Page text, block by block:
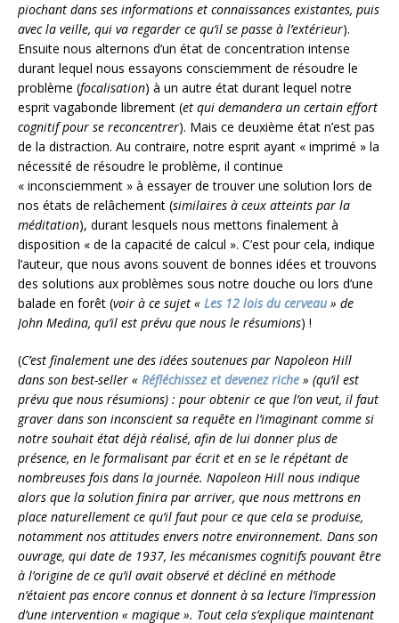
piochant dans ses informations et connaissances existantes, puis
avec la veille, qui va regarder ce qu’il se passe à l’extérieur).
Ensuite nous alternons d’un état de concentration intense
durant lequel nous essayons consciemment de résoudre le
problème (focalisation) à un autre état durant lequel notre
esprit vagabonde librement (et qui demandera un certain effort
cognitif pour se reconcentrer). Mais ce deuxième état n’est pas
de la distraction. Au contraire, notre esprit ayant « imprimé » la
nécessité de résoudre le problème, il continue
« inconsciemment » à essayer de trouver une solution lors de
nos états de relâchement (similaires à ceux atteints par la
méditation), durant lesquels nous mettons finalement à
disposition « de la capacité de calcul ». C’est pour cela, indique
l’auteur, que nous avons souvent de bonnes idées et trouvons
des solutions aux problèmes sous notre douche ou lors d’une
balade en forêt (voir à ce sujet « Les 12 lois du cerveau » de
John Medina, qu’il est prévu que nous le résumions) !
(C’est finalement une des idées soutenues par Napoleon Hill
dans son best-seller « Réfléchissez et devenez riche » (qu’il est
prévu que nous résumions) : pour obtenir ce que l’on veut, il faut
graver dans son inconscient sa requête en l’imaginant comme si
notre souhait état déjà réalisé, afin de lui donner plus de
présence, en le formalisant par écrit et en se le répétant de
nombreuses fois dans la journée. Napoleon Hill nous indique
alors que la solution finira par arriver, que nous mettrons en
place naturellement ce qu’il faut pour ce que cela se produise,
notamment nos attitudes envers notre environnement. Dans son
ouvrage, qui date de 1937, les mécanismes cognitifs pouvant être
à l’origine de ce qu’il avait observé et décliné en méthode
n’étaient pas encore connus et donnent à sa lecture l’impression
d’une intervention « magique ». Tout cela s’explique maintenant